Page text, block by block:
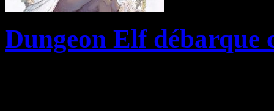
Dungeon Elf débarque